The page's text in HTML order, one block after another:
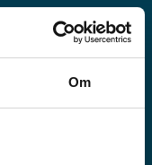
Om
Vis
til og fra